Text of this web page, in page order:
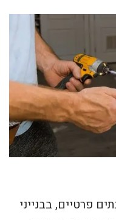
פרטיים, בבנייני